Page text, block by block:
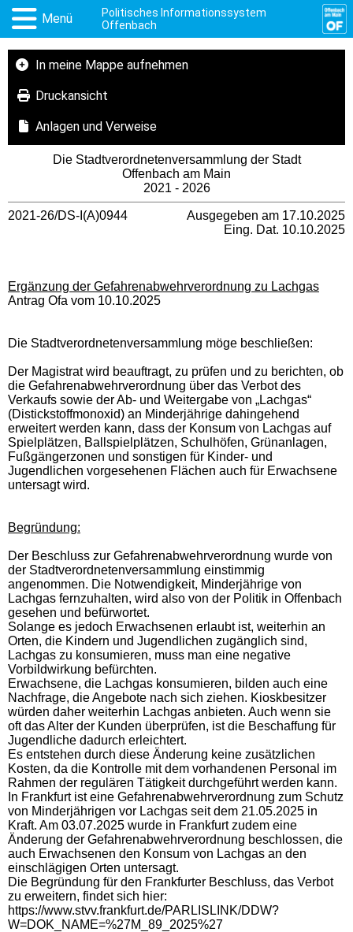
Menü
Politisches Informationssystem
Offenbach
In meine Mappe aufnehmen
Druckansicht
Anlagen und Verweise
Die Stadtverordnetenversammlung der Stadt
Offenbach am Main
2021 - 2026
2021-26/DS-I(A)0944
Ausgegeben am 17.10.2025
Eing. Dat. 10.10.2025
Ergänzung der Gefahrenabwehrverordnung zu Lachgas
Antrag Ofa vom 10.10.2025
Die Stadtverordnetenversammlung möge beschließen:
Der Magistrat wird beauftragt, zu prüfen und zu berichten, ob
die Gefahrenabwehrverordnung über das Verbot des
Verkaufs sowie der Ab- und Weitergabe von „Lachgas“
(Distickstoffmonoxid) an Minderjährige dahingehend
erweitert werden kann, dass der Konsum von Lachgas auf
Spielplätzen, Ballspielplätzen, Schulhöfen, Grünanlagen,
Fußgängerzonen und sonstigen für Kinder- und
Jugendlichen vorgesehenen Flächen auch für Erwachsene
untersagt wird.
Begründung:
Der Beschluss zur Gefahrenabwehrverordnung wurde von
der Stadtverordnetenversammlung einstimmig
angenommen. Die Notwendigkeit, Minderjährige von
Lachgas fernzuhalten, wird also von der Politik in Offenbach
gesehen und befürwortet.
Solange es jedoch Erwachsenen erlaubtist, weiterhin an
Orten, die Kindern und Jugendlichen zugänglich sind,
Lachgas zu konsumieren, muss man eine negative
Vorbildwirkung befürchten.
Erwachsene, die Lachgas konsumieren, bilden auch eine
Nachfrage, die Angebote nach sich ziehen. Kioskbesitzer
würden daher weiterhin Lachgas anbieten. Auch wenn sie
oft das Alter der Kunden überprüfen, ist die Beschaffung für
Jugendliche dadurch erleichtert.
Es entstehen durch diese Änderung keine zusätzlichen
Kosten, da die Kontrolle mit dem vorhandenen Personal im
Rahmen der regulären Tätigkeit durchgeführt werden kann.
In Frankfurt ist eine Gefahrenabwehrverordnung zum Schutz
von Minderjährigen vor Lachgas seit dem 21.05.2025 in
Kraft. Am 03.07.2025 wurde in Frankfurt zudem eine
Änderung der Gefahrenabwehrverordnung beschlossen, die
auch Erwachsenen den Konsum von Lachgas an den
einschlägigen Orten untersagt.
Die Begründung für den Frankfurter Beschluss, das Verbot
zu erweitern, findet sich hier:
https://www.stvv.frankfurt.de/PARLISLINK/DDW?
W=DOK_NAME=%27M_89_2025%27